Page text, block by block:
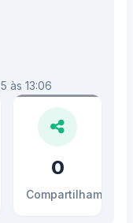
às 13:06
0
Compartilhamentos